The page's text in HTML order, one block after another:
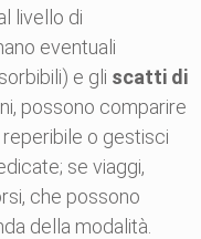
livello di
eventuali
e gli scatti di
possono comparire
o gestisci
se viaggi,
che possono
della modalità.